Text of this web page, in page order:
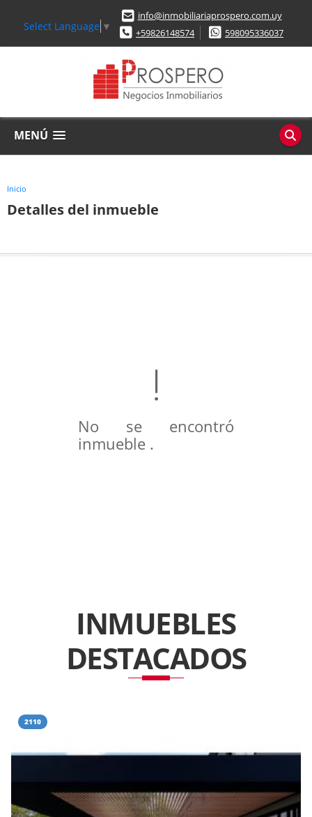
Select Language ▼
info@inmobiliariaprospero.com.uy
+59826148574
598095336037
MENÚ
Inicio
Detalles del inmueble
No se encontró
inmueble .
INMUEBLES
DESTACADOS
2110